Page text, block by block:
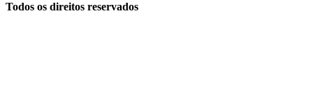
Todos os direitos reservados